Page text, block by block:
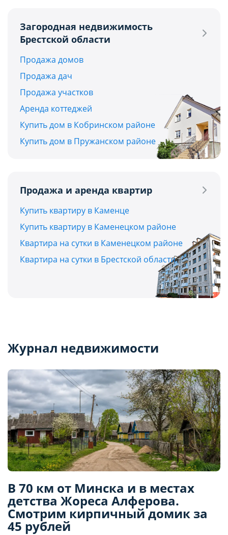
Загородная недвижимость
Брестской области
Продажа домов
Продажа дач
Продажа участков
Аренда коттеджей
Купить дом в Кобринском районе
Купить дом в Пружанском районе
Продажа и аренда квартир
Купить квартиру в Каменце
Купить квартиру в Каменецком районе
Квартира на сутки в Каменецком районе
Квартира на сутки в Брестской области
Журнал недвижимости
В 70 км от Минска и в местах
детства Жореса Алферова.
Смотрим кирпичный домик за
45 рублей